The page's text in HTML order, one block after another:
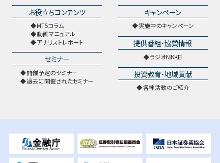
お役立ちコンテンツ
MT5コラム
動画マニュアル
アナリストレポート
セミナー
開催予定のセミナー
過去に開催されたセミナー
キャンペーン
実施中のキャンペーン
提供番組・協賛情報
ラジオNIKKEI
投資教育・地域貢献
各種活動のご紹介